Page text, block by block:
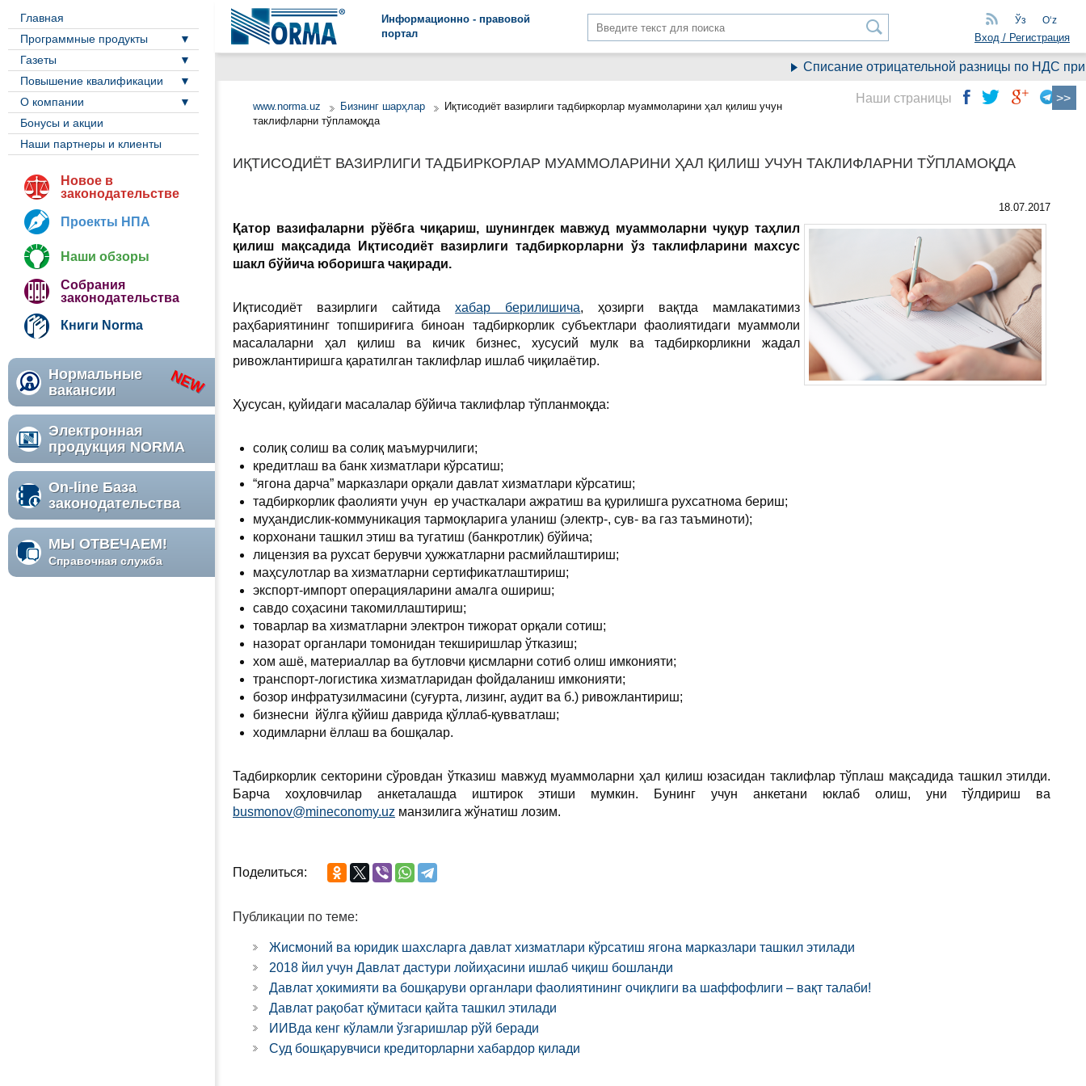
Информационно - правовой
портал
Ўз Oʻz
Вход / Регистрация
Главная
Программные продукты
Газеты
Повышение квалификации
О компании
Бонусы и акции
Наши партнеры и клиенты
Новое в
законодательстве
Проекты НПА
Наши обзоры
Собрания
законодательства
Книги Norma
Нормальные
вакансии
Электронная
продукция NORMA
On-line База
законодательства
МЫ ОТВЕЧАЕМ!
Справочная служба
Списание отрицательной разницы по НДС при
www.norma.uz Бизнинг шарҳлар
Иқтисодиёт вазирлиги тадбиркорлар муаммоларини ҳал қилиш учун
таклифларни тўпламоқда
ИҚТИСОДИЁТ ВАЗИРЛИГИ ТАДБИРКОРЛАР МУАММОЛАРИНИ ҲАЛ ҚИЛИШ УЧУН ТАКЛИФЛАРНИ ТЎПЛАМОҚДА
18.07.2017
Қатор вазифаларни рўёбга чиқариш, шунингдек мавжуд муаммоларни чуқур таҳлил
қилиш мақсадида Иқтисодиёт вазирлиги тадбиркорларни ўз таклифларини махсус
шакл бўйича юборишга чақиради.
Иқтисодиёт вазирлиги сайтидахабар берилишича, ҳозирги вақтда мамлакатимиз
раҳбариятининг топшириғига биноан тадбиркорлик субъектлари фаолиятидаги муаммоли
масалаларни ҳал қилиш ва кичик бизнес, хусусий мулк ва тадбиркорликни жадал
ривожлантиришга қаратилган таклифлар ишлаб чиқилаётир.
Ҳусусан, қуйидаги масалалар бўйича таклифлар тўпланмоқда:
солиқ солиш ва солиқ маъмурчилиги;
кредитлаш ва банк хизматлари кўрсатиш;
“ягона дарча” марказлари орқали давлат хизматлари кўрсатиш;
тадбиркорлик фаолияти учун ер участкалари ажратиш ва қурилишга рухсатнома бериш;
муҳандислик-коммуникация тармоқларига уланиш (электр-, сув- ва газ таъминоти);
корхонани ташкил этиш ва тугатиш (банкротлик) бўйича;
лицензия ва рухсат берувчи ҳужжатларни расмийлаштириш;
маҳсулотлар ва хизматларни сертификатлаштириш;
экспорт-импорт операцияларини амалга ошириш;
савдо соҳасини такомиллаштириш;
товарлар ва хизматларни электрон тижорат орқали сотиш;
назорат органлари томонидан текширишлар ўтказиш;
хом ашё, материаллар ва бутловчи қисмларни сотиб олиш имконияти;
транспорт-логистика хизматларидан фойдаланиш имконияти;
бозор инфратузилмасини (суғурта, лизинг, аудит ва б.) ривожлантириш;
бизнесни йўлга қўйиш даврида қўллаб-қувватлаш;
ходимларни ёллаш ва бошқалар.
Тадбиркорлик секторини сўровдан ўтказиш мавжуд муаммоларни ҳал қилиш юзасидан таклифлар тўплаш мақсадида ташкил этилди.
Барча хоҳловчилар анкеталашда иштирок этиши мумкин. Бунинг учун анкетани юклаб олиш, уни тўлдириш ва
busmonov@mineconomy.uz манзилига жўнатиш лозим.
Поделиться:
Публикации по теме:
Жисмоний ва юридик шахсларга давлат хизматлари кўрсатиш ягона марказлари ташкил этилади
2018 йил учун Давлат дастури лойиҳасини ишлаб чиқиш бошланди
Давлат ҳокимияти ва бошқаруви органлари фаолиятининг очиқлиги ва шаффофлиги – вақт талаби!
Давлат рақобат қўмитаси қайта ташкил этилади
ИИВда кенг кўламли ўзгаришлар рўй беради
Суд бошқарувчиси кредиторларни хабардор қилади
Наши страницы